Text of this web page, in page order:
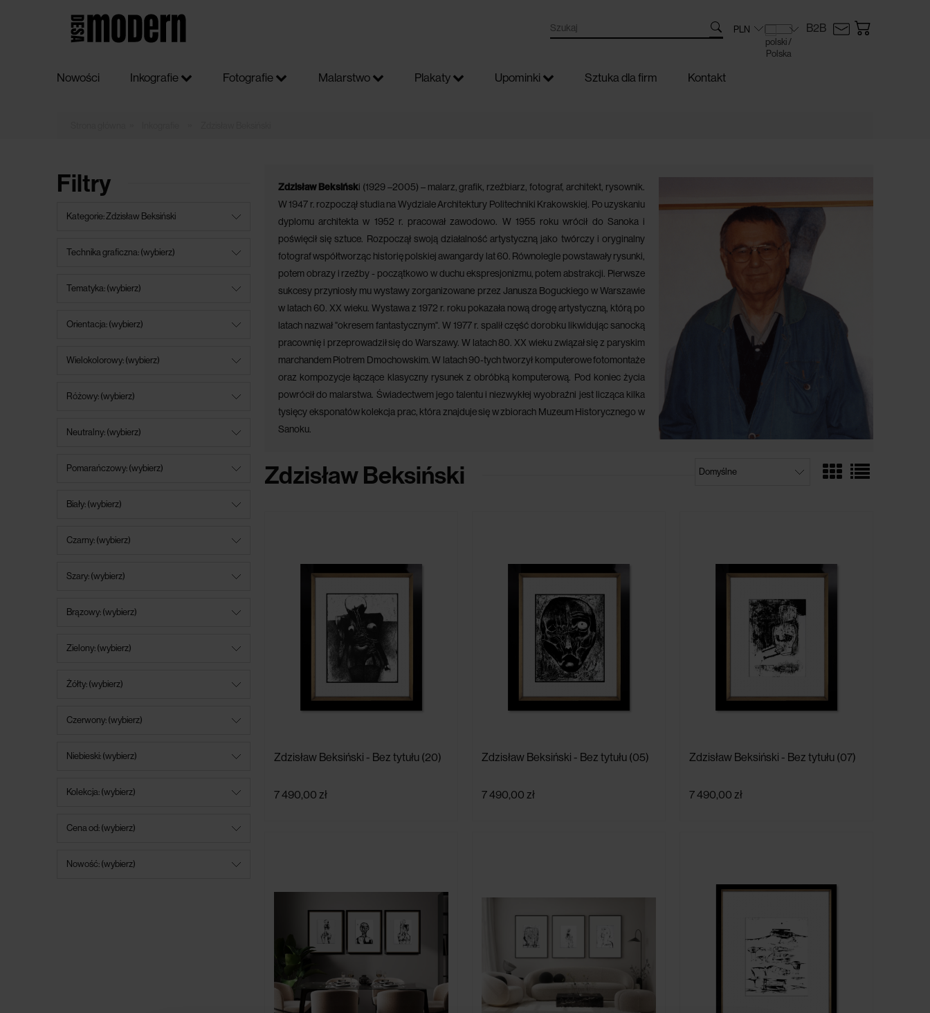
B2B
Nowości Inkografie Fotografie Malarstwo Plakaty Upominki Sztuka dla firm Kontakt
Filtry
Kategorie: Zdzisław Beksiński
Technika graficzna: (wybierz)
Tematyka: (wybierz)
Orientacja: (wybierz)
Wielokolorowy: (wybierz)
Różowy: (wybierz)
Neutralny: (wybierz)
Pomarańczowy: (wybierz)
Biały: (wybierz)
Czarny: (wybierz)
Szary: (wybierz)
Brązowy: (wybierz)
Zielony: (wybierz)
Żółty: (wybierz)
Czerwony: (wybierz)
Niebieski: (wybierz)
Kolekcja: (wybierz)
Cena od: (wybierz)
Nowość: (wybierz)
Zdzisław Beksiński (1929 –2005) – malarz, grafik, rzeźbiarz, fotograf, architekt, rysownik.
W 1947 r. rozpoczął studia na Wydziale Architektury Politechniki Krakowskiej. Po uzyskaniu
dyplomu architekta w 1952 r. pracował zawodowo. W 1955 roku wrócił do Sanoka i
poświęcił się sztuce. Rozpoczął swoją działalność artystyczną jako twórczy i oryginalny
fotograf współtworząc historię polskiej awangardy lat 60. Równolegle powstawały rysunki,
potem obrazy i rzeźby - początkowo w duchu ekspresjonizmu, potem abstrakcji. Pierwsze
sukcesy przyniosły mu wystawy zorganizowane przez Janusza Boguckiego w Warszawie
w latach 60. XX wieku. Wystawa z 1972 r. roku pokazała nową drogę artystyczną, którą po
latach nazwał "okresem fantastycznym". W 1977 r. spalił część dorobku likwidując sanocką
pracownię i przeprowadził się do Warszawy. W latach 80. XX wieku związał się z paryskim
marchandem Piotrem Dmochowskim. W latach 90-tych tworzył komputerowe fotomontaże
oraz kompozycje łączące klasyczny rysunek z obróbką komputerową. Pod koniec życia
powrócił do malarstwa. Świadectwem jego talentu i niezwykłej wyobraźni jest licząca kilka
tysięcy eksponatów kolekcja prac, która znajduje się w zbiorach Muzeum Historycznego w
Sanoku.
Zdzisław Beksiński
Zdzisław Beksiński - Bez tytułu (20)
7 490,00 zł
Zdzisław Beksiński - Bez tytułu (05)
7 490,00 zł
Zdzisław Beksiński - Bez tytułu (07)
7 490,00 zł